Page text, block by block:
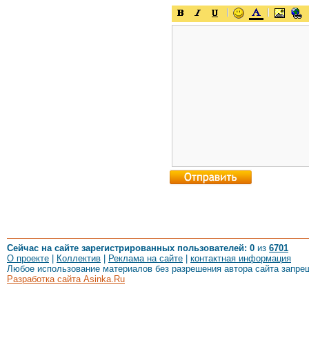
Сейчас на сайте зарегистрированных пользователей: 0 из 6701
О проекте
Коллектив Реклама на сайте
контактная информация
Любое использование материалов без разрешения автора сайта
Разработка сайта Asinka.Ru